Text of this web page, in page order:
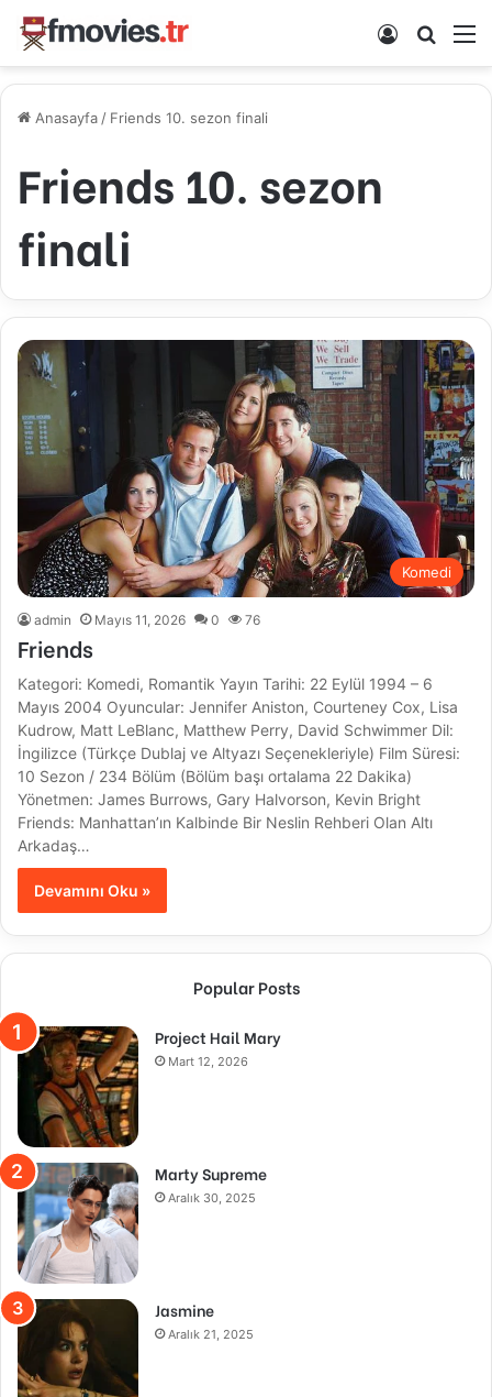
Kayıt Ol
Anasayfa / Friends 10. sezon finali
Friends 10. sezon
finali
Komedi
admin Mayıs 11, 2026 0 76
Friends
Kategori: Komedi, Romantik Yayın Tarihi: 22 Eylül 1994 – 6
Mayıs 2004 Oyuncular: Jennifer Aniston, Courteney Cox, Lisa
Kudrow, Matt LeBlanc, Matthew Perry, David Schwimmer Dil:
İngilizce (Türkçe Dublaj ve Altyazı Seçenekleriyle) Film Süresi:
10 Sezon / 234 Bölüm (Bölüm başı ortalama 22 Dakika)
Yönetmen: James Burrows, Gary Halvorson, Kevin Bright
Friends: Manhattan’ın Kalbinde Bir Neslin Rehberi Olan Altı
Arkadaş…
Devamını Oku »
Popular Posts
Project Hail Mary
Mart 12, 2026
Marty Supreme
Aralık 30, 2025
Jasmine
Aralık 21, 2025